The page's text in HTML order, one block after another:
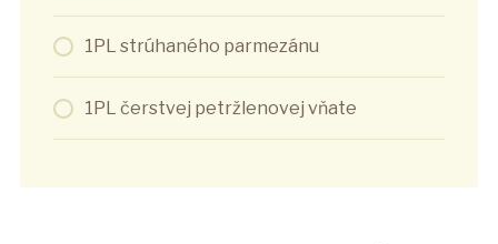
1PL strúhaného parmezánu
1PL čerstvej petržlenovej vňate